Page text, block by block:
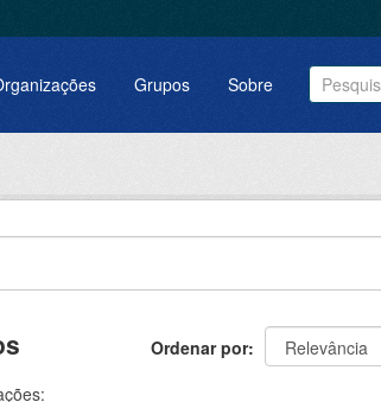
Grupos Sobre
Ordenar por